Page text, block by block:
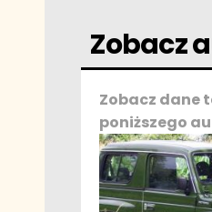
Zobacz
Zobacz dane
poniższego